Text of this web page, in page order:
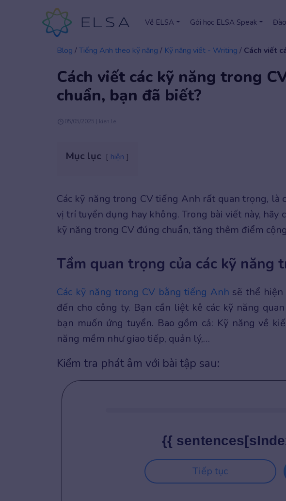
Về ELSA Gói học ELSA Speak
Blog /Tiếng Anh theo kỹ năng / Kỹ năng viết - Writing / Cách viết
Cách viết các kỹ năng trong
chuẩn, bạn đã biết?
05/05/2025 | kien.le
Mục lục hiện
Các kỹ năng trong CV tiếng Anh rất quan trọng, là
vị trí tuyển dụng hay không. Trong bài viết này, hãy
kỹ năng trong CV đúng chuẩn, tăng thêm điểm
Tầm quan trọng của các kỹ năng
Các kỹ năng trong CV bằng tiếng Anh sẽ thể
đến cho công ty. Bạn cần liệt kê các kỹ năng
bạn muốn ứng tuyển. Bao gồm cả: Kỹ năng về
năng mềm như giao tiếp, quản lý,…
Kiểm tra phát âm với bài tập sau:
{{
Tiếp tục